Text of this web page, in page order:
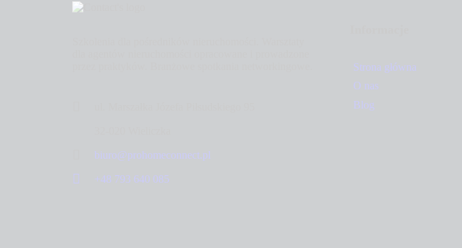
biuro@prohomeconnect.pl
+48 793 640 085
Strona główna
O nas
Blog